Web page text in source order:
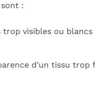
:
visibles ou blancs
d’un tissu trop